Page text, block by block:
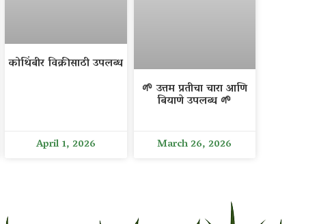
कोथिंबीर विक्रीसाठी उपलब्ध
April 1, 2026
🌱 उत्तम प्रतीचा चारा आणि
बियाणे उपलब्ध 🌱
March 26, 2026